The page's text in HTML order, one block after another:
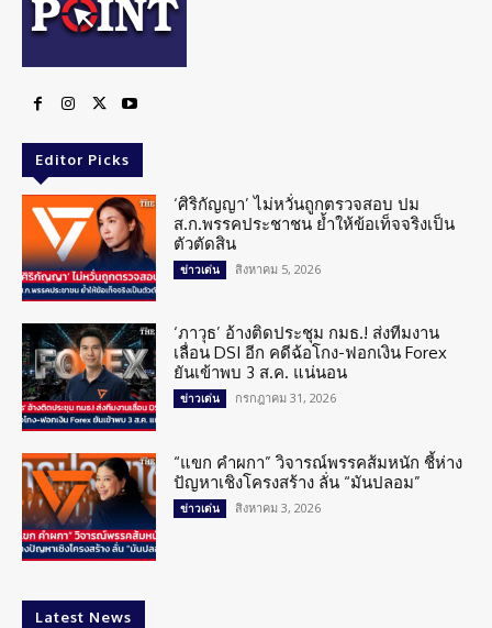
Editor Picks
‘ศิริกัญญา’ ไม่หวั่นถูกตรวจสอบ ปม
ส.ก.พรรคประชาชน ย้ำให้ข้อเท็จจริงเป็น
ตัวตัดสิน
ข่าวเด่น สิงหาคม 5, 2026
‘ภาวุธ’ อ้างติดประชุม กมธ.! ส่งทีมงาน
เลื่อน DSI อีก คดีฉ้อโกง-ฟอกเงิน Forex
ยันเข้าพบ 3 ส.ค. แน่นอน
ข่าวเด่น กรกฎาคม 31, 2026
“แขก คำผกา” วิจารณ์พรรคส้มหนัก ชี้ห่าง
ปัญหาเชิงโครงสร้าง ลั่น “มันปลอม”
ข่าวเด่น สิงหาคม 3, 2026
Latest News